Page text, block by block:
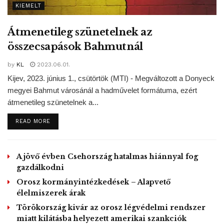
KIEMELT
Átmenetileg szünetelnek az
összecsapások Bahmutnál
by KL 2023.06.01.
Kijev, 2023. június 1., csütörtök (MTI) - Megváltozott a Donyeck
megyei Bahmut városánál a hadművelet formátuma, ezért
átmenetileg szünetelnek a...
READ MOREDETAILS
A jövő évben Csehország hatalmas hiánnyal fog
gazdálkodni
Orosz kormányintézkedések – Alapvető
élelmiszerek árak
Törökország kivár az orosz légvédelmi rendszer
miatt kilátásba helyezett amerikai szankciók